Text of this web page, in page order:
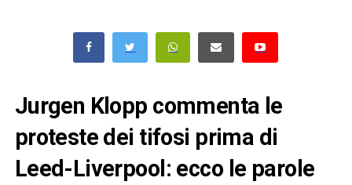
Jurgen Klopp commenta le
proteste dei tifosi prima di
Leed-Liverpool: ecco le parole